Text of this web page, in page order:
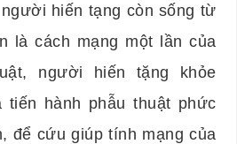
hiến tạng còn sống từ
là cách mạng một lần của
người hiến tặng khỏe
tiến hành phẫu thuật phức
để cứu giúp tính mạng của